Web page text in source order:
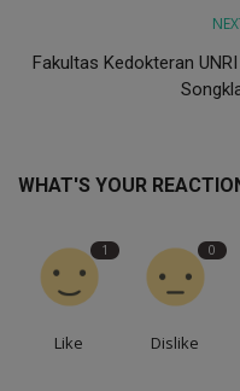
Fakultas Kedokteran
WHAT'S YOUR
1
Like
0
Dislike